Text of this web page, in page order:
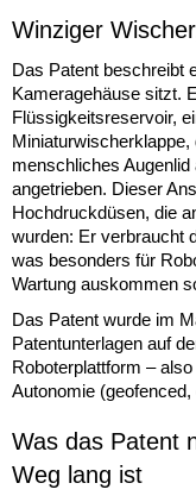
Winziger
Das Patent beschreibt
Kameragehäuse sitzt.
Flüssigkeitsreservoir,
menschliches
angetrieben. Dieser
Hochdruckdüsen, die
wurden: Er verbraucht
was besonders für
Wartung auskommen
Das Patent wurde im
Patentunterlagen auf
Roboterplattform –
Autonomie
Was das Patent
Weg lang ist